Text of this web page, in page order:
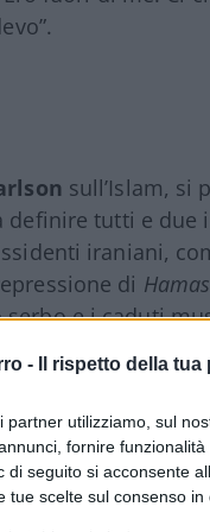
- Il rispetto della
partner utilizziamo, sul
fornire
di seguito si acconsente
tue scelte sul consenso
sull’Islam, si
definire tutti e
iraniani,
di Hamas
e i caduti
questa
della
Stati Uniti che